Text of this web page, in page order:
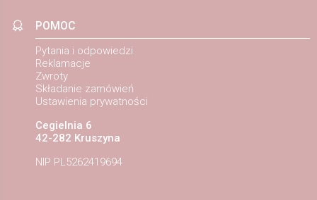
POMOC
Pytania i odpowiedzi
Reklamacje
Zwroty
Składanie zamówień
Ustawienia prywatności
Cegielnia 6
42-282 Kruszyna
NIP PL5262419694